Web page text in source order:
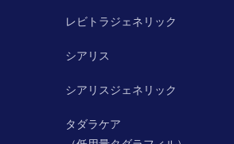
レビトラジェネリック
シアリス
シアリスジェネリック
タダラケア